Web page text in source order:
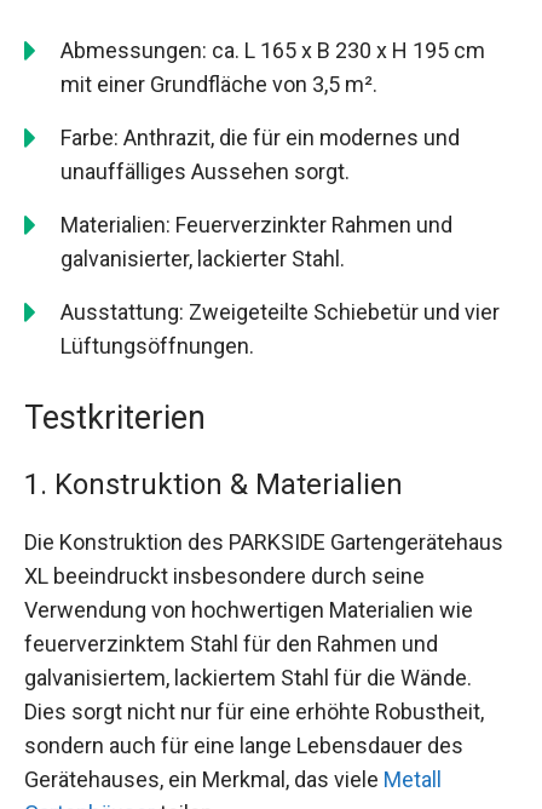
Abmessungen: ca. L 165 x B 230 x H 195 cm
mit einer Grundfläche von 3,5 m².
Farbe: Anthrazit, die für ein modernes und
unauffälliges Aussehen sorgt.
Materialien: Feuerverzinkter Rahmen und
galvanisierter, lackierter Stahl.
Ausstattung: Zweigeteilte Schiebetür und vier
Lüftungsöffnungen.
Testkriterien
1. Konstruktion & Materialien
Die Konstruktion des PARKSIDE Gartengerätehaus
XL beeindruckt insbesondere durch seine
Verwendung von hochwertigen Materialien wie
feuerverzinktem Stahl für den Rahmen und
galvanisiertem, lackiertem Stahl für die Wände.
Dies sorgt nicht nur für eine erhöhte Robustheit,
sondern auch für eine lange Lebensdauer des
Gerätehauses, ein Merkmal, das viele Metall